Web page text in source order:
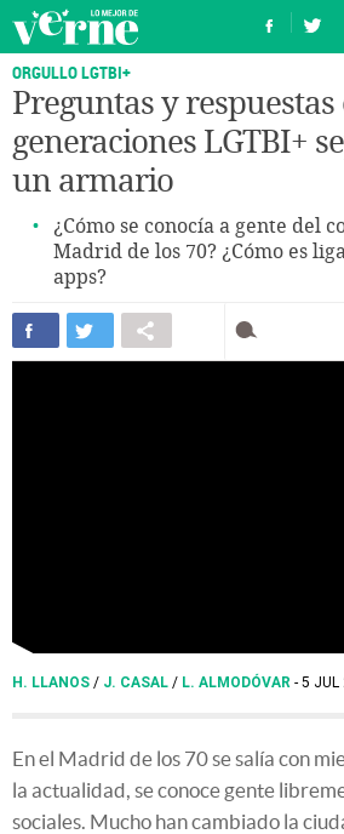
ORGULLO LGTBI+
Preguntas y
generaciones LGTBI+
un armario
¿Cómo se conocía a gente del
Madrid de los 70? ¿Cómo es
apps?
H. LLANOS / J. CASAL / L. ALMODÓVAR 5 JUL
En el Madrid de los 70 se salía con
la actualidad, se conoce gente
sociales. Mucho han cambiado la